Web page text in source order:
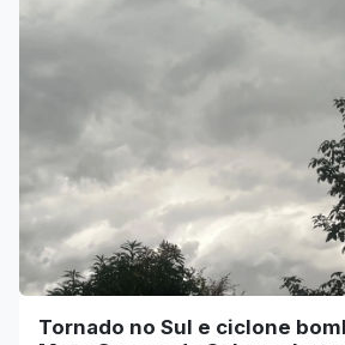
Tornado no Sul e ciclone